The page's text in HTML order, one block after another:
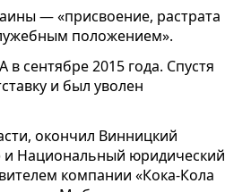
— «присвоение, растрата
положением».
сентябре 2015 года. Спустя
и был уволен
окончил Винницкий
и Национальный юридический
компании «Кока-Кола